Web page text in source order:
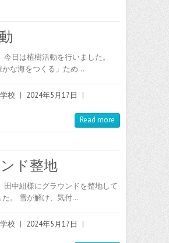
今日は植樹活動を行いました。
かな海をつくる」ため…
校 | 2024年5月17日
|
Read more
ド整地
田中組様にグラウンドを整地して
た。 雪が解け、気付…
校 | 2024年5月17日
|